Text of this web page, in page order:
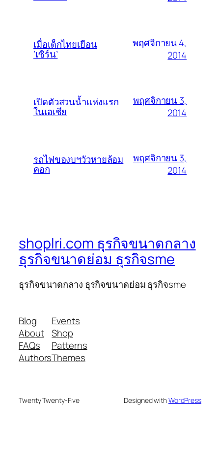
เมื่อเด็กไทยเยือน
‘เซิร์น’
พฤศจิกายน 4,
2014
เปิดตัวสวนน้ำแห่งแรก
ในเอเชีย
พฤศจิกายน 3,
2014
รถไฟของบฯวัวหายล้อม
คอก
พฤศจิกายน 3,
2014
shoplri.com ธุรกิจขนาดกลาง
ธุรกิจขนาดย่อม ธุรกิจsme
ธุรกิจขนาดกลาง ธุรกิจขนาดย่อม ธุรกิจsme
Blog
About
FAQs
Authors
Events
Shop
Patterns
Themes
Twenty Twenty-Five Designed withWordPress